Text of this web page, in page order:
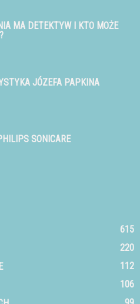
MA DETEKTYW I KTO MOŻE
JÓZEFA PAPKINA
SONICARE
615
220
112
106